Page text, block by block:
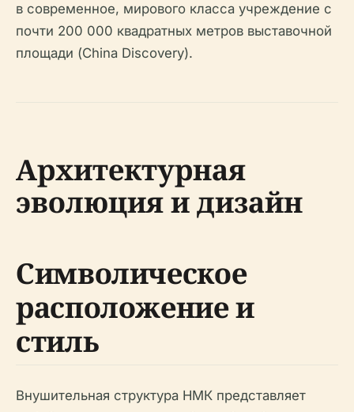
в современное, мирового класса учреждение с
почти 200 000 квадратных метров выставочной
площади (China Discovery).
Архитектурная
эволюция и дизайн
Символическое
расположение и
стиль
Внушительная структура НМК представляет